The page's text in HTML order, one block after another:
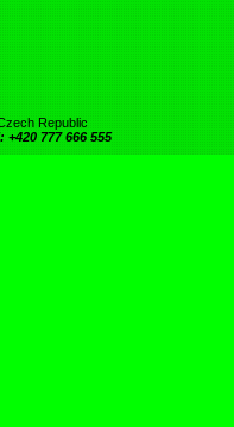
Republic
+420 777 666 555